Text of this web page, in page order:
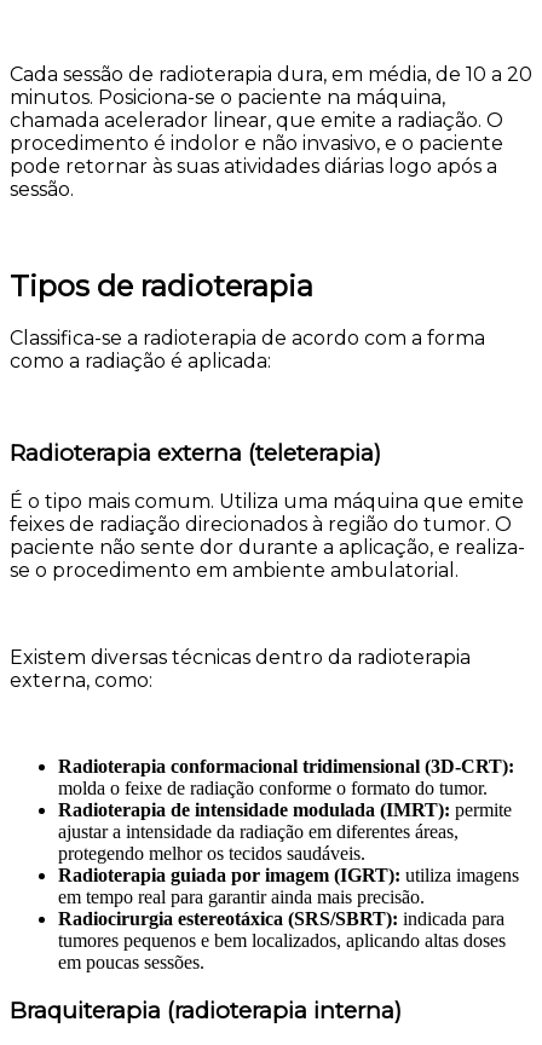
Cada sessão de radioterapia dura, em média, de 10 a 20
minutos. Posiciona-se o paciente na máquina,
chamada acelerador linear, que emite a radiação. O
procedimento é indolor e não invasivo, e o paciente
pode retornar às suas atividades diárias logo após a
sessão.
Tipos de radioterapia
Classifica-se a radioterapia de acordo com a forma
como a radiação é aplicada:
Radioterapia externa (teleterapia)
É o tipo mais comum. Utiliza uma máquina que emite
feixes de radiação direcionados à região do tumor. O
paciente não sente dor durante a aplicação, e realiza-
se o procedimento em ambiente ambulatorial.
Existem diversas técnicas dentro da radioterapia
externa, como:
Radioterapia conformacional tridimensional (3D-CRT):
molda o feixe de radiação conforme o formato do tumor.
Radioterapia de intensidade modulada (IMRT): permite
ajustar a intensidade da radiação em diferentes áreas,
protegendo melhor os tecidos saudáveis.
Radioterapia guiada por imagem (IGRT): utiliza imagens
em tempo real para garantir ainda mais precisão.
Radiocirurgia estereotáxica (SRS/SBRT): indicada para
tumores pequenos e bem localizados, aplicando altas doses
em poucas sessões.
Braquiterapia (radioterapia interna)